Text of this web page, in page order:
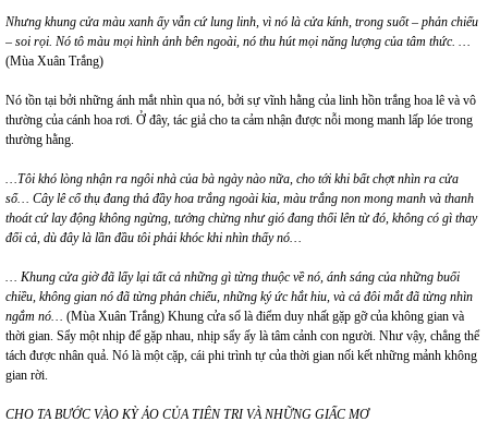
Nhưng khung cửa màu xanh ấy vẫn cứ lung linh, vì nó là cửa kính, trong suốt – phản chiếu
– soi rọi. Nó tô màu mọi hình ảnh bên ngoài, nó thu hút mọi năng lượng của tâm thức. …
(Mùa Xuân Trắng)
Nó tồn tại bởi những ánh mắt nhìn qua nó, bởi sự vĩnh hằng của linh hồn trắng hoa lê và vô
thường của cánh hoa rơi. Ở đây, tác giả cho ta cảm nhận được nỗi mong manh lấp lóe trong
thường hằng.
…Tôi khó lòng nhận ra ngôi nhà của bà ngày nào nữa, cho tới khi bất chợt nhìn ra cửa
sổ… Cây lê cổ thụ đang thả đầy hoa trắng ngoài kia, màu trắng non mong manh và thanh
thoát cứ lay động không ngừng, tưởng chừng như gió đang thổi lên từ đó, không có gì thay
đổi cả, dù đây là lần đầu tôi phải khóc khi nhìn thấy nó…
… Khung cửa giờ đã lấy lại tất cả những gì từng thuộc về nó, ánh sáng của những buổi
chiều, không gian nó đã từng phản chiếu, những ký ức hắt hiu, và cả đôi mắt đã từng nhìn
ngắm nó… (Mùa Xuân Trắng) Khung cửa sổ là điểm duy nhất gặp gỡ của không gian và
thời gian. Sẩy một nhịp để gặp nhau, nhịp sẩy ấy là tâm cảnh con người. Như vậy, chẳng thể
tách được nhân quả. Nó là một cặp, cái phi trình tự của thời gian nối kết những mảnh không
gian rời.
CHO TA BƯỚC VÀO KỲ ẢO CỦA TIÊN TRI VÀ NHỮNG GIẤC MƠ